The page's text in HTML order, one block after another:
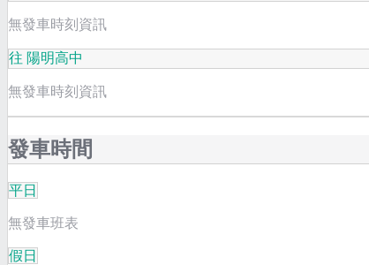
無發車時刻資訊
往 陽明高中
無發車時刻資訊
發車時間
平日
無發車班表
假日